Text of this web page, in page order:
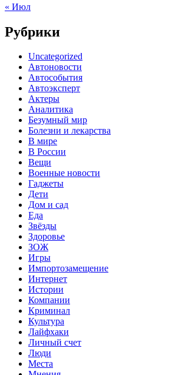
« Июл
Рубрики
Uncategorized
Автоновости
Автособытия
Автоэксперт
Актеры
Аналитика
Безумный мир
Болезни и лекарства
В мире
В России
Вещи
Военные новости
Гаджеты
Дети
Дом и сад
Еда
Звёзды
Здоровье
ЗОЖ
Игры
Импортозамещение
Интернет
Истории
Компании
Криминал
Культура
Лайфхаки
Личный счет
Люди
Места